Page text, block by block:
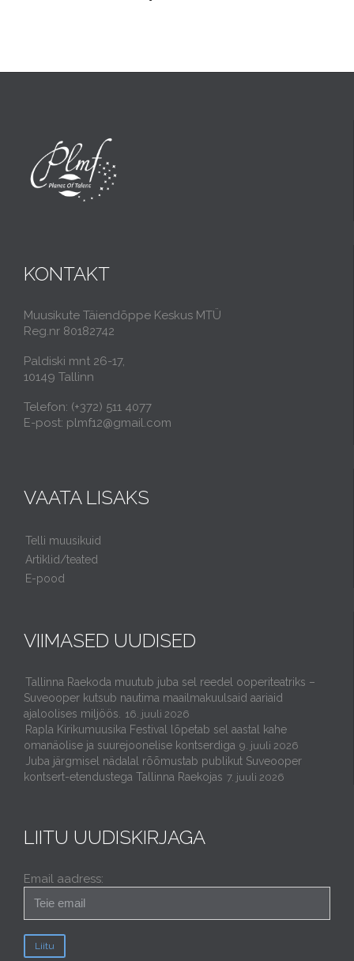
KONTAKT
Muusikute Täiendõppe Keskus MTÜ
Reg.nr 80182742
Paldiski mnt 26-17,
10149 Tallinn
Telefon: (+372) 511 4077
E-post: plmf12@gmail.com
VAATA LISAKS
Telli muusikuid
Artiklid/teated
E-pood
VIIMASED UUDISED
Tallinna Raekoda muutub juba sel reedel ooperiteatriks –
Suveooper kutsub nautima maailmakuulsaid aariaid
ajaloolises miljöös.
16. juuli 2026
Rapla Kirikumuusika Festival lõpetab sel aastal kahe
omanäolise ja suurejoonelise kontserdiga 9. juuli 2026
Juba järgmisel nädalal rõõmustab publikut Suveooper
kontsert-etendustega Tallinna Raekojas 7. juuli 2026
LIITU UUDISKIRJAGA
Email aadress: